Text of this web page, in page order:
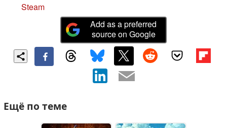
Steam
Add as a preferred
source on Google
Ещё по теме